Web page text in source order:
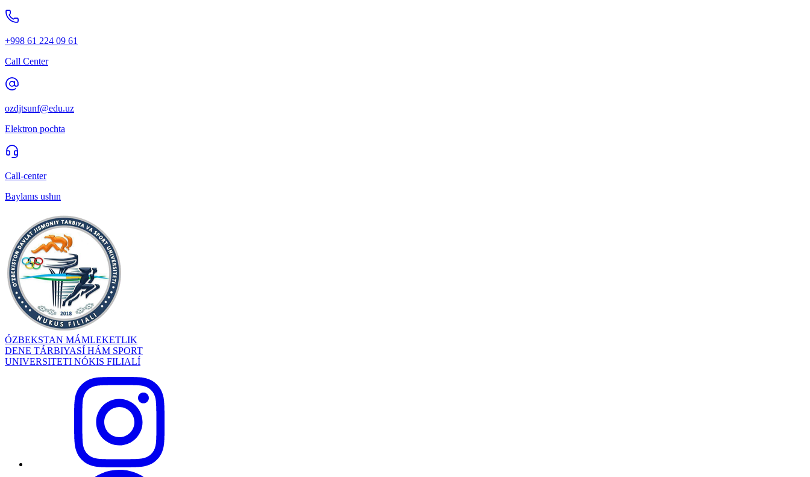
+998 61 224 09 61
Call Center
ozdjtsunf@edu.uz
Elektron pochta
Call-center
Baylanıs ushın
ÓZBEKSTAN MÁMLEKETLIK
DENE TÁRBIYASÍ HÁM SPORT
UNIVERSITETI NÓKIS FILIALÍ